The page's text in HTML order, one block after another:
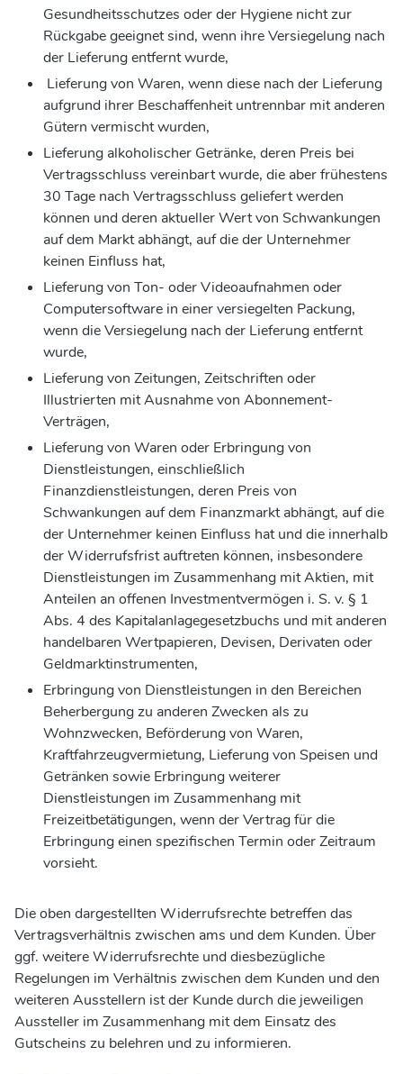
Gesundheitsschutzes oder der Hygiene nicht zur
Rückgabe geeignet sind, wenn ihre Versiegelung nach
der Lieferung entfernt wurde,
Lieferung von Waren, wenn diese nach der Lieferung
aufgrund ihrer Beschaffenheit untrennbar mit anderen
Gütern vermischt wurden,
Lieferung alkoholischer Getränke, deren Preis bei
Vertragsschluss vereinbart wurde, die aber frühestens
30 Tage nach Vertragsschluss geliefert werden
können und deren aktueller Wert von Schwankungen
auf dem Markt abhängt, auf die der Unternehmer
keinen Einfluss hat,
Lieferung von Ton- oder Videoaufnahmen oder
Computersoftware in einer versiegelten Packung,
wenn die Versiegelung nach der Lieferung entfernt
wurde,
Lieferung von Zeitungen, Zeitschriften oder
Illustrierten mit Ausnahme von Abonnement-
Verträgen,
Lieferung von Waren oder Erbringung von
Dienstleistungen, einschließlich
Finanzdienstleistungen, deren Preis von
Schwankungen auf dem Finanzmarkt abhängt, auf die
der Unternehmer keinen Einfluss hat und die innerhalb
der Widerrufsfrist auftreten können, insbesondere
Dienstleistungen im Zusammenhang mit Aktien, mit
Anteilen an offenen Investmentvermögen i. S. v. § 1
Abs. 4 des Kapitalanlagegesetzbuchs und mit anderen
handelbaren Wertpapieren, Devisen, Derivaten oder
Geldmarktinstrumenten,
Erbringung von Dienstleistungen in den Bereichen
Beherbergung zu anderen Zwecken als zu
Wohnzwecken, Beförderung von Waren,
Kraftfahrzeugvermietung, Lieferung von Speisen und
Getränken sowie Erbringung weiterer
Dienstleistungen im Zusammenhang mit
Freizeitbetätigungen, wenn der Vertrag für die
Erbringung einen spezifischen Termin oder Zeitraum
vorsieht.
Die oben dargestellten Widerrufsrechte betreffen das
Vertragsverhältnis zwischen ams und dem Kunden. Über
ggf. weitere Widerrufsrechte und diesbezügliche
Regelungen im Verhältnis zwischen dem Kunden und den
weiteren Ausstellern ist der Kunde durch die jeweiligen
Aussteller im Zusammenhang mit dem Einsatz des
Gutscheins zu belehren und zu informieren.